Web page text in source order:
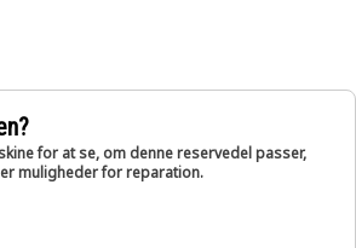
for at se, om denne reservedel passer,
muligheder for reparation.